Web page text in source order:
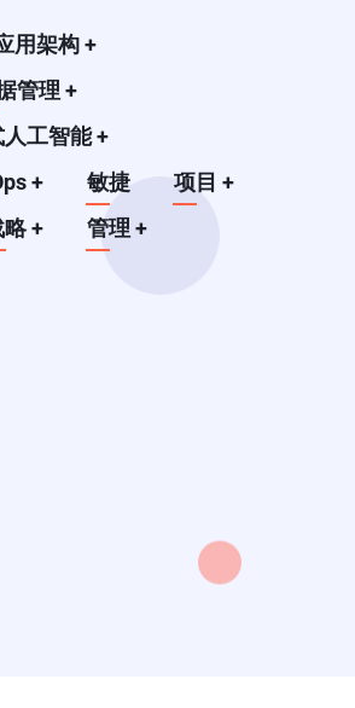
用架构+
管理+
人工智能+
+ 敏捷 项目+
略+ 管理+